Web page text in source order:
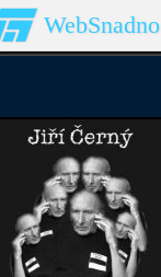
WebSnadno